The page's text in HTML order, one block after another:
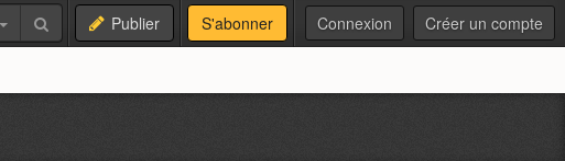
Publier S'abonner Connexion Créer un compte